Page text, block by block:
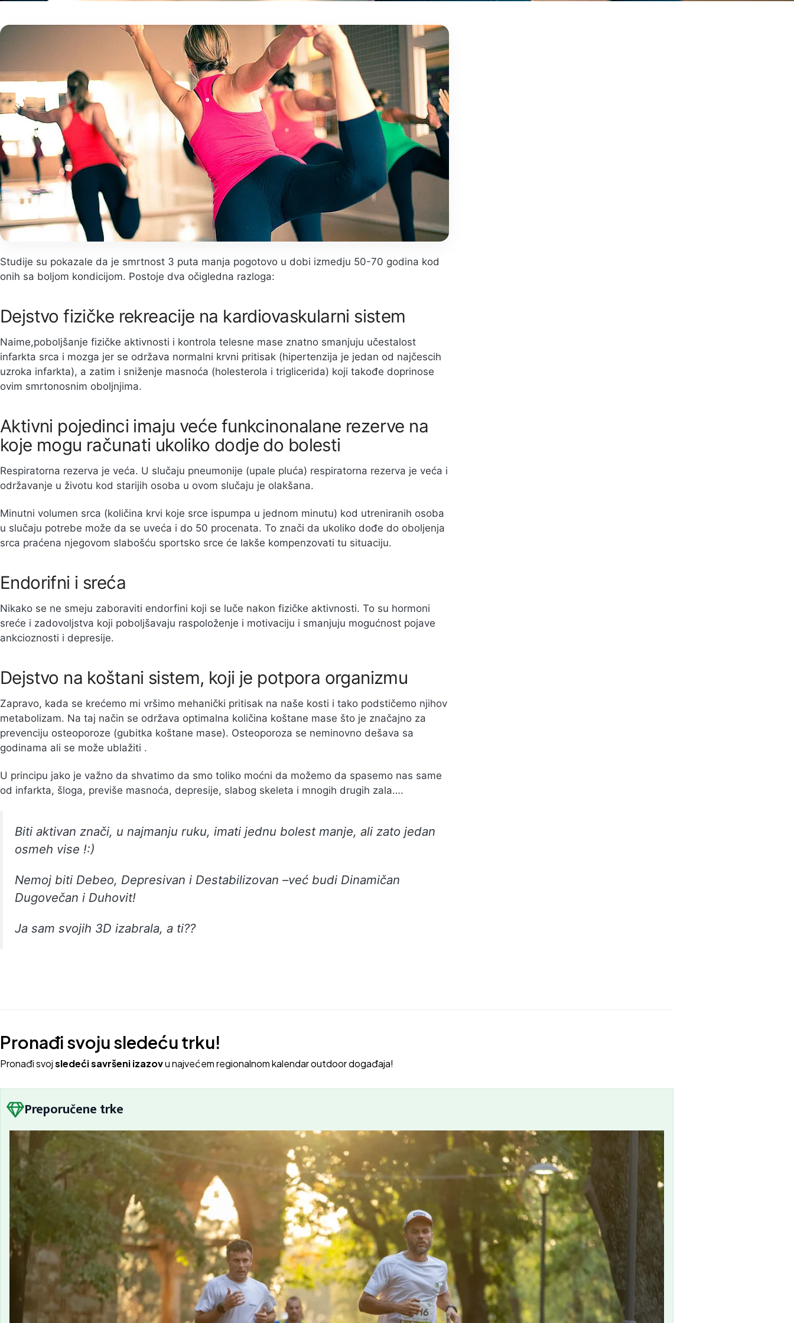
Studije su pokazale da je smrtnost 3 puta manja pogotovo u dobi izmedju 50-70 godina kod
onih sa boljom kondicijom. Postoje dva očigledna razloga:
Dejstvo fizičke rekreacije na kardiovaskularni sistem
Naime,poboljšanje fizičke aktivnosti i kontrola telesne mase znatno smanjuju učestalost
infarkta srca i mozga jer se održava normalni krvni pritisak (hipertenzija je jedan od najčescih
uzroka infarkta), a zatim i sniženje masnoća (holesterola i triglicerida) koji takođe doprinose
ovim smrtonosnim oboljnjima.
Aktivni pojedinci imaju veće funkcinonalane rezerve na
koje mogu računati ukoliko dodje do bolesti
Respiratorna rezerva je veća. U slučaju pneumonije (upale pluća) respiratorna rezerva je veća i
održavanje u životu kod starijih osoba u ovom slučaju je olakšana.
Minutni volumen srca (količina krvi koje srce ispumpa u jednom minutu) kod utreniranih osoba
u slučaju potrebe može da se uveća i do 50 procenata. To znači da ukoliko dođe do oboljenja
srca praćena njegovom slabošću sportsko srce će lakše kompenzovati tu situaciju.
Endorifni i sreća
Nikako se ne smeju zaboraviti endorfini koji se luče nakon fizičke aktivnosti. To su hormoni
sreće i zadovoljstva koji poboljšavaju raspoloženje i motivaciju i smanjuju mogućnost pojave
ankcioznosti i depresije.
Dejstvo na koštani sistem, koji je potpora organizmu
Zapravo, kada se krećemo mi vršimo mehanički pritisak na naše kosti i tako podstičemo njihov
metabolizam. Na taj način se održava optimalna količina koštane mase što je značajno za
prevenciju osteoporoze (gubitka koštane mase). Osteoporoza se neminovno dešava sa
godinama ali se može ublažiti .
U principu jako je važno da shvatimo da smo toliko moćni da možemo da spasemo nas same
od infarkta, šloga, previše masnoća, depresije, slabog skeleta i mnogih drugih zala….
Biti aktivan znači, u najmanju ruku, imati jednu bolest manje, ali zato jedan
osmeh vise !:)
Nemoj biti Debeo, Depresivan i Destabilizovan –već budi Dinamičan
Dugovečan i Duhovit!
Ja sam svojih 3D izabrala, a ti??
Pronađi svoju sledeću trku!
Pronađi svojsledeći savršeni izazovu najvećem regionalnom kalendar outdoor događaja!
Preporučene trke